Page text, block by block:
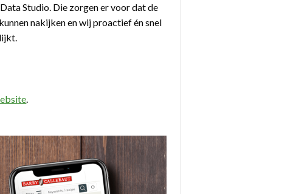
Studio. Die zorgen er voor dat de
nakijken en wij proactief én snel